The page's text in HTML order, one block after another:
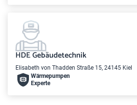
HDE Gebäudetechnik
Elisabeth von Thadden Straße 15, 24145 Kiel
Wärme­pumpen
Experte